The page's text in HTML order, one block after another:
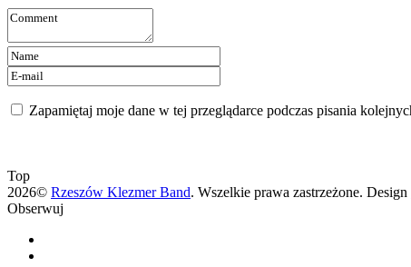
Zapamiętaj moje dane w tej przeglądarce podczas pisania
Top
2026© Rzeszów Klezmer Band. Wszelkie prawa zastrzeżone. Design
Obserwuj